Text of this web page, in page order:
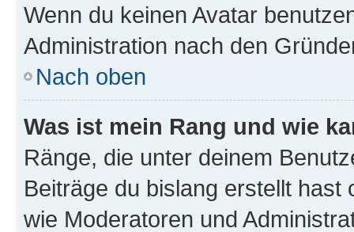
Wenn du keinen Avatar
Administration nach den
Nach oben
Was ist mein Rang und wie
Ränge, die unter deinem
Beiträge du bislang erstellt
wie Moderatoren und